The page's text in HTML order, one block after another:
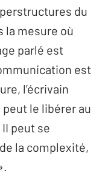
du
la mesure où
parlé est
est
l’écrivain
le libérer au
peut se
la complexité,